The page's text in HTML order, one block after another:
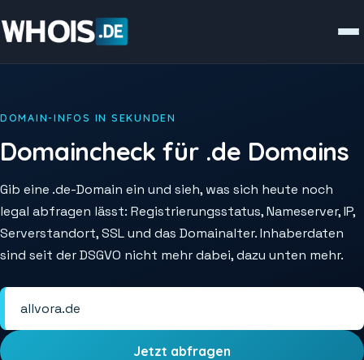
DOMAIN-INFOS IN SEKUNDEN
Domaincheck für .de Domains
Gib eine .de-Domain ein und sieh, was sich heute noch
legal abfragen lässt: Registrierungsstatus, Nameserver, IP,
Serverstandort, SSL und das Domainalter. Inhaberdaten
sind seit der DSGVO nicht mehr dabei, dazu unten mehr.
Jetzt abfragen